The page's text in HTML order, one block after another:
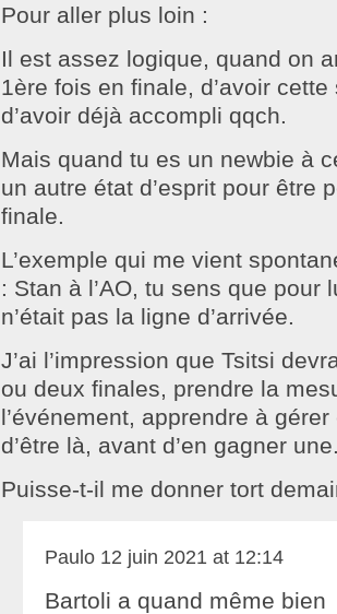
Pour aller plus loin :
Il est assez logique, quand on
1ère fois en finale, d’avoir
d’avoir déjà accompli qqch.
Mais quand tu es un newbie à
un autre état d’esprit pour être
finale.
L’exemple qui me vient
: Stan à l’AO, tu sens que pour
n’était pas la ligne d’arrivée.
J’ai l’impression que Tsitsi
ou deux finales, prendre la
l’événement, apprendre à gérer
d’être là, avant d’en gagner
Puisse-t-il me donner tort
Paulo 12 juin 2021 at 12:14
Bartoli a quand même bien